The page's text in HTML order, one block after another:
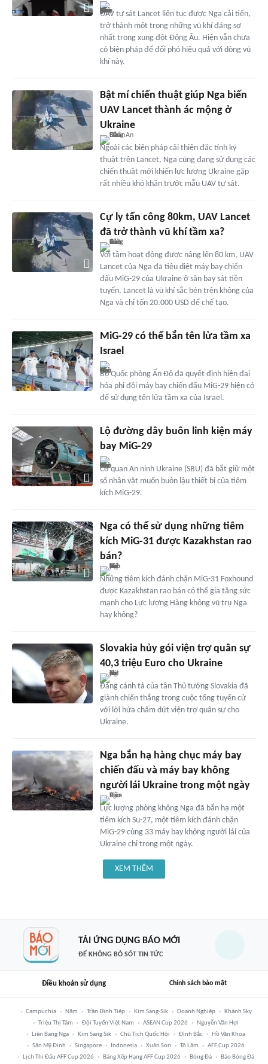
UAV tự sát Lancet liên tục được Nga cải tiến,
trở thành một trong những vũ khí đáng sợ
nhất trong xung đột Đông Âu. Hiện vẫn chưa
có biện pháp để đối phó hiệu quả với dòng vũ
khí này.
Bật mí chiến thuật giúp Nga biến
UAV Lancet thành ác mộng ở
Ukraine
Ngoài các biện pháp cải thiện đặc tính kỹ
thuật trên Lancet, Nga cũng đang sử dụng các
chiến thuật mới khiến lực lượng Ukraine gặp
rất nhiều khó khăn trước mẫu UAV tự sát.
Cự ly tấn công 80km, UAV Lancet
đã trở thành vũ khí tầm xa?
Với tầm hoạt động được nâng lên 80 km, UAV
Lancet của Nga đã tiêu diệt máy bay chiến
đấu MiG-29 của Ukraine ở sân bay sát tiền
tuyến, Lancet là vũ khí sắc bén trên không của
Nga và chỉ tốn 20.000 USD để chế tạo.
MiG-29 có thể bắn tên lửa tầm xa
Israel
Bộ Quốc phòng Ấn Độ đã quyết định hiện đại
hóa phi đội máy bay chiến đấu MiG-29 hiện có
để sử dụng tên lửa tầm xa của Israel.
Lộ đường dây buôn linh kiện máy
bay MiG-29
Cơ quan An ninh Ukraine (SBU) đã bắt giữ một
số nhân vật muốn buôn lậu thiết bị của tiêm
kích MiG-29.
Nga có thể sử dụng những tiêm
kích MiG-31 được Kazakhstan rao
bán?
Những tiêm kích đánh chặn MiG-31 Foxhound
được Kazakhstan rao bán có thể gia tăng sức
mạnh cho Lực lượng Hàng không vũ trụ Nga
hay không?
Slovakia hủy gói viện trợ quân sự
40,3 triệu Euro cho Ukraine
Đảng cánh tả của tân Thủ tướng Slovakia đã
giành chiến thắng trong cuộc tổng tuyển cử
với lời hứa chấm dứt viện trợ quân sự cho
Ukraine.
Nga bắn hạ hàng chục máy bay
chiến đấu và máy bay không
người lái Ukraine trong một ngày
Lực lượng phòng không Nga đã bắn hạ một
tiêm kích Su-27, một tiêm kích đánh chặn
MiG-29 cùng 33 máy bay không người lái của
Ukraine chỉ trong một ngày.
XEM THÊM
TẢI ỨNG DỤNG BÁO MỚI
ĐỂ KHÔNG BỎ SÓT TIN TỨC
Điều khoản sử dụng Chính sách bảo mật
Campuchia Năm Trần Đình Tiệp Kim Sang-Sik Doanh Nghiệp
Khánh Sky
Triệu Thị Tâm
Đội Tuyển Việt Nam ASEAN Cup 2026
Nguyễn Văn Hợi
Liên Bang Nga
Kim Sang Sik Chủ Tịch Quốc Hội Đình Bắc
Hồ Văn Khoa
Sân Mỹ Đình
Singapore Indonesia Xuân Son Tô Lâm
AFF Cup 2026
Lịch Thi Đấu AFF Cup 2026
Bảng Xếp Hạng AFF Cup 2026 Bóng Đá Báo Bóng Đá